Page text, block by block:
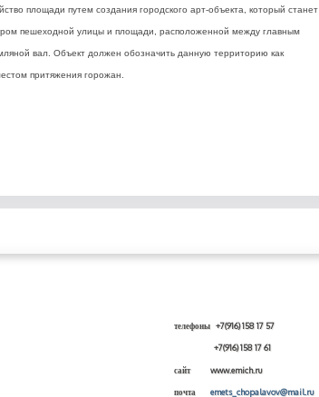
площади путем создания городского арт-объекта, который станет
пешеходной улицы и площади, расположенной между главным
вал. Объект должен обозначить данную территорию как
притяжения горожан.
телефоны +7(916) 158 17 57
+7(916) 158 17 61
сайт www.emich.ru
почта emets_chopalavov@mail.ru